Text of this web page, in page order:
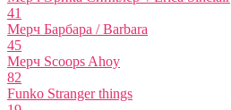
41
Мерч Барбара / Barbara
45
Мерч Scoops Ahoy
82
Funko Stranger things